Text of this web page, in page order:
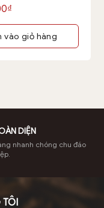
₫
vào giỏ hàng
DIỆN
nhanh chóng chu đáo
TÔI